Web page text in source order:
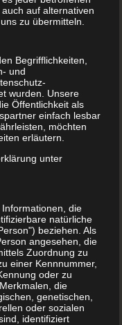
dem Thema
musikalisch,
und
Geyer/
Musikerin und
und
für die
auf alternativen
zu übermitteln.
Begrifflichkeiten,
und
wurden. Unsere
Öffentlichkeit als
einfach lesbar
möchten
erläutern.
unter
die
natürliche
beziehen. Als
angesehen, die
Zuordnung zu
einer Kennnummer,
oder zu
die
genetischen,
oder sozialen
identifiziert